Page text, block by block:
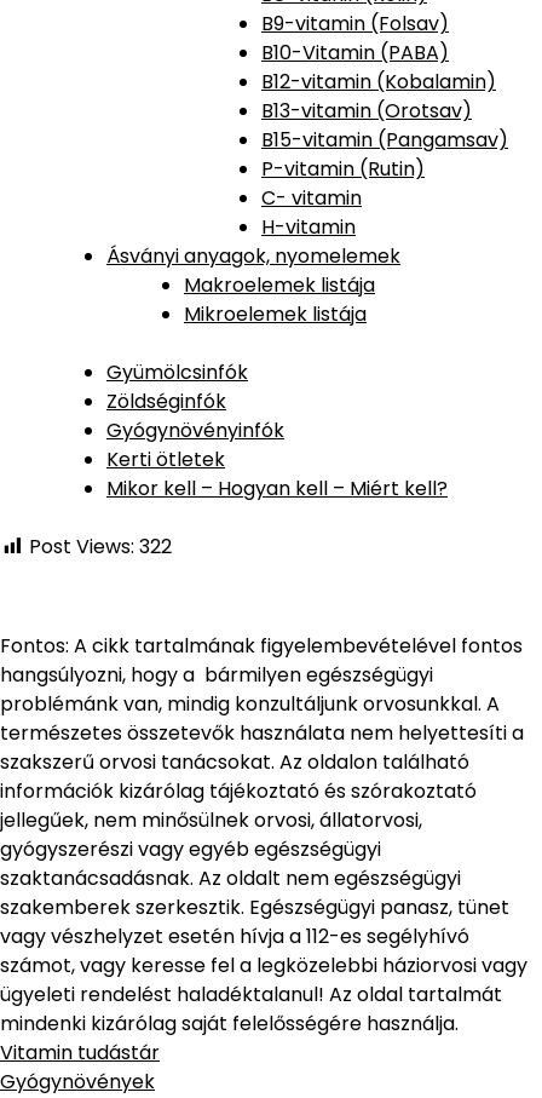
B9-vitamin (Folsav)
B10-Vitamin (PABA)
B12-vitamin (Kobalamin)
B13-vitamin (Orotsav)
B15-vitamin (Pangamsav)
P-vitamin (Rutin)
C- vitamin
H-vitamin
Ásványi anyagok, nyomelemek
Makroelemek listája
Mikroelemek listája
Gyümölcsinfók
Zöldséginfók
Gyógynövényinfók
Kerti ötletek
Mikor kell – Hogyan kell – Miért kell?
Post Views: 322
Fontos: A cikk tartalmának figyelembevételével fontos
hangsúlyozni, hogy a bármilyen egészségügyi
problémánk van, mindig konzultáljunk orvosunkkal. A
természetes összetevők használata nem helyettesíti a
szakszerű orvosi tanácsokat. Az oldalon található
információk kizárólag tájékoztató és szórakoztató
jellegűek, nem minősülnek orvosi, állatorvosi,
gyógyszerészi vagy egyéb egészségügyi
szaktanácsadásnak. Az oldalt nem egészségügyi
szakemberek szerkesztik. Egészségügyi panasz, tünet
vagy vészhelyzet esetén hívja a 112-es segélyhívó
számot, vagy keresse fel a legközelebbi háziorvosi vagy
ügyeleti rendelést haladéktalanul! Az oldal tartalmát
mindenki kizárólag saját felelősségére használja.
Vitamin tudástár
Gyógynövények